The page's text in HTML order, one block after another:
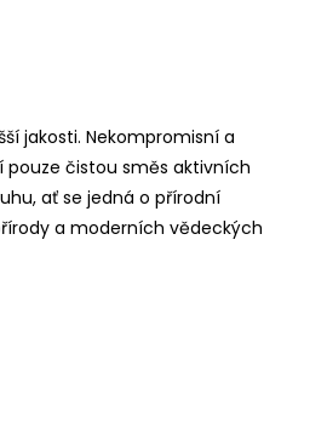
jakosti. Nekompromisní a
pouze čistou směs aktivních
ať se jedná o přírodní
a moderních vědeckých